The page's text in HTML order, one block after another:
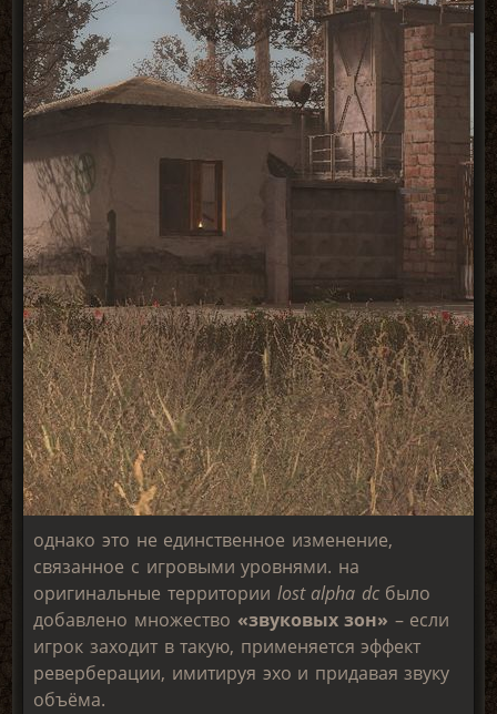
однако это не единственное изменение,
связанное с игровыми уровнями. на
оригинальные территории lost alpha dc было
добавлено множество «звуковых зон» – если
игрок заходит в такую, применяется эффект
реверберации, имитируя эхо и придавая звуку
объёма.